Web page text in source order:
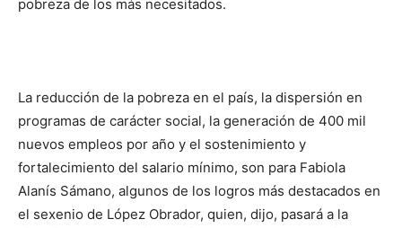
pobreza de los más necesitados.
La reducción de la pobreza en el país, la dispersión en
programas de carácter social, la generación de 400 mil
nuevos empleos por año y el sostenimiento y
fortalecimiento del salario mínimo, son para Fabiola
Alanís Sámano, algunos de los logros más destacados en
el sexenio de López Obrador, quien, dijo, pasará a la